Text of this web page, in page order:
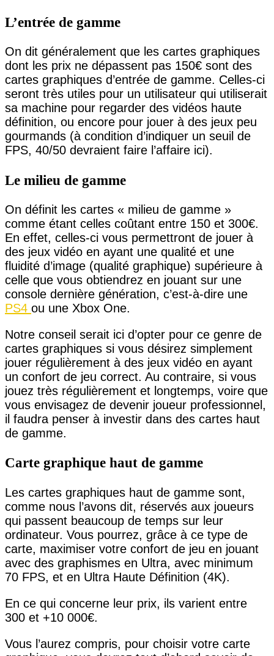
L’entrée de gamme
On dit généralement que les cartes graphiques
dont les prix ne dépassent pas 150€ sont des
cartes graphiques d’entrée de gamme. Celles-ci
seront très utiles pour un utilisateur qui utiliserait
sa machine pour regarder des vidéos haute
définition, ou encore pour jouer à des jeux peu
gourmands (à condition d’indiquer un seuil de
FPS, 40/50 devraient faire l’affaire ici).
Le milieu de gamme
On définit les cartes « milieu de gamme »
comme étant celles coûtant entre 150 et 300€.
En effet, celles-ci vous permettront de jouer à
des jeux vidéo en ayant une qualité et une
fluidité d’image (qualité graphique) supérieure à
celle que vous obtiendrez en jouant sur une
console dernière génération, c’est-à-dire une
PS4 ou une Xbox One.
Notre conseil serait ici d’opter pour ce genre de
cartes graphiques si vous désirez simplement
jouer régulièrement à des jeux vidéo en ayant
un confort de jeu correct. Au contraire, si vous
jouez très régulièrement et longtemps, voire que
vous envisagez de devenir joueur professionnel,
il faudra penser à investir dans des cartes haut
de gamme.
Carte graphique haut de gamme
Les cartes graphiques haut de gamme sont,
comme nous l’avons dit, réservés aux joueurs
qui passent beaucoup de temps sur leur
ordinateur. Vous pourrez, grâce à ce type de
carte, maximiser votre confort de jeu en jouant
avec des graphismes en Ultra, avec minimum
70 FPS, et en Ultra Haute Définition (4K).
En ce qui concerne leur prix, ils varient entre
300 et +10 000€.
Vous l’aurez compris, pour choisir votre carte